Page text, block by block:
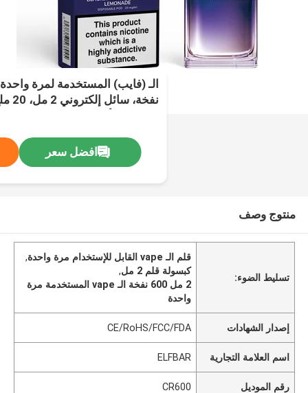
افضل سعر
منتوج وصف
تسليط الضوء:
قلم الـ vape القابل للإستخدام مرة واحدة
,
كبسولة قلم 2 مل
,
2 مل 600 نفخة الـ vape المستخدمة مرة
واحدة
إصدار الشهادات CE/RoHS/FCC/FDA
اسم العلامة التجارية ELFBAR
رقم الموديل CR600